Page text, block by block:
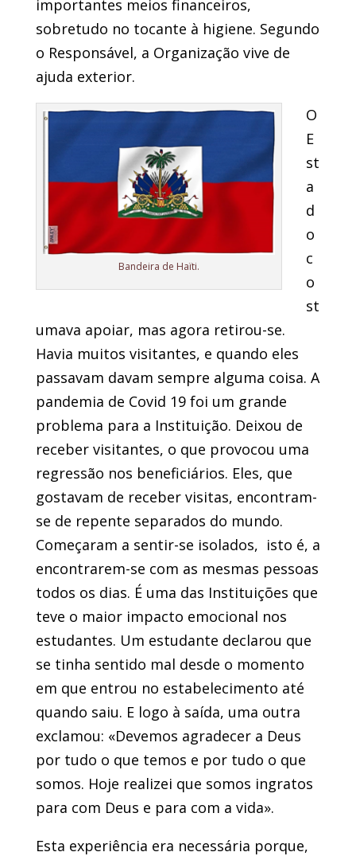
importantes meios financeiros,
sobretudo no tocante à higiene. Segundo
o Responsável, a Organização vive de
ajuda exterior.
Bandeira de Haïti.
O
E
st
a
d
o
c
o
st
umava apoiar, mas agora retirou-se.
Havia muitos visitantes, e quando eles
passavam davam sempre alguma coisa. A
pandemia de Covid 19 foi um grande
problema para a Instituição. Deixou de
receber visitantes, o que provocou uma
regressão nos beneficiários. Eles, que
gostavam de receber visitas, encontram-
se de repente separados do mundo.
Começaram a sentir-se isolados, isto é, a
encontrarem-se com as mesmas pessoas
todos os dias. É uma das Instituições que
teve o maior impacto emocional nos
estudantes. Um estudante declarou que
se tinha sentido mal desde o momento
em que entrou no estabelecimento até
quando saiu. E logo à saída, uma outra
exclamou: «Devemos agradecer a Deus
por tudo o que temos e por tudo o que
somos. Hoje realizei que somos ingratos
para com Deus e para com a vida».
Esta experiência era necessária porque,